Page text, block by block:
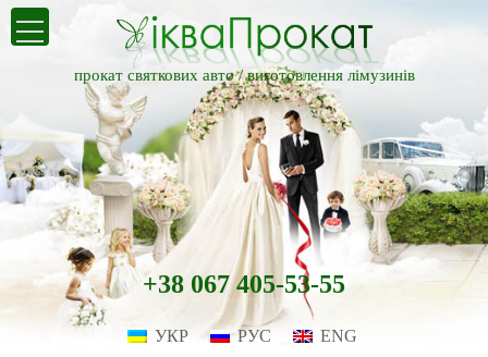
прокат святкових авто /виготовлення лімузинів
+38 067 405-53-55
УКР РУС ENG